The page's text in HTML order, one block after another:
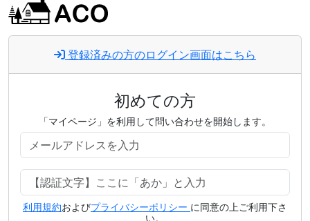
登録済みの方のログイン画面はこちら
初めての方
「マイページ」を利用して問い合わせを開始します。
利用規約およびプライバシーポリシー に同意の上ご利用下さ
い。